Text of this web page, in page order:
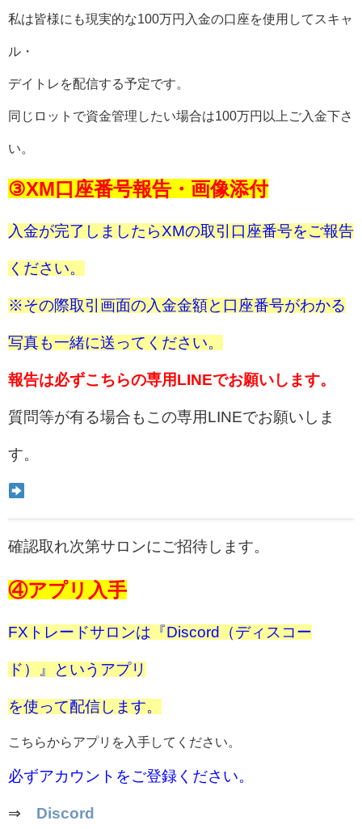
私は皆様にも現実的な100万円入金の口座を使用してスキャ
ル・
デイトレを配信する予定です。
同じロットで資金管理したい場合は100万円以上ご入金下さ
い。
③XM口座番号報告・画像添付
入金が完了しましたらXMの取引口座番号をご報告
ください。
※その際取引画面の入金金額と口座番号がわかる
写真も一緒に送ってください。
報告は必ずこちらの専用LINEでお願いします。
質問等が有る場合もこの専用LINEでお願いしま
す。
確認取れ次第サロンにご招待します。
④アプリ入手
FXトレードサロンは『Discord（ディスコー
ド）』というアプリ
を使って配信します。
こちらからアプリを入手してください。
必ずアカウントをご登録ください。
⇒ Discord